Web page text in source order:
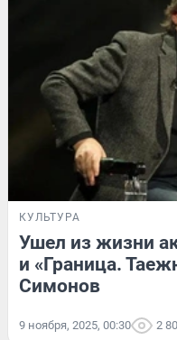
КУЛЬТУРА
Ушел из жизни
и «Граница.
Симонов
9 ноября, 2025, 00:30 2